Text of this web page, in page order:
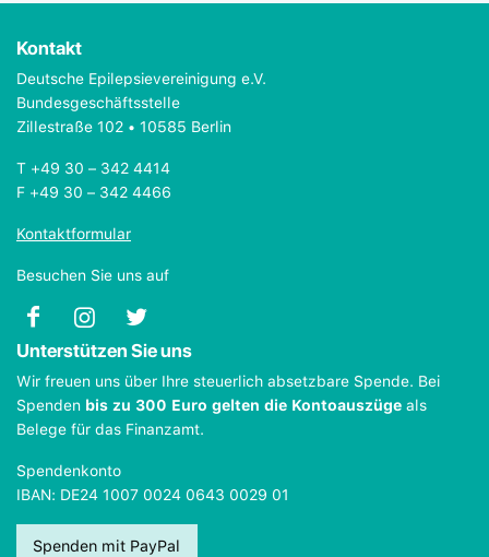
Kontakt
Deutsche Epilepsievereinigung e.V.
Bundesgeschäftsstelle
Zillestraße 102 • 10585 Berlin
T +49 30 – 342 4414
F +49 30 – 342 4466
Kontaktformular
Besuchen Sie uns auf
Unterstützen Sie uns
Wir freuen uns über Ihre steuerlich absetzbare Spende. Bei
Spenden bis zu 300 Euro gelten die Kontoauszüge als
Belege für das Finanzamt.
Spendenkonto
IBAN: DE24 1007 0024 0643 0029 01
Spenden mit PayPal